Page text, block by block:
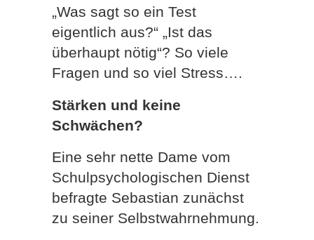
„Was sagt so ein Test
eigentlich aus?“ „Ist das
überhaupt nötig“? So viele
Fragen und so viel Stress….
Stärken und keine
Schwächen?
Eine sehr nette Dame vom
Schulpsychologischen Dienst
befragte Sebastian zunächst
zu seiner Selbstwahrnehmung.